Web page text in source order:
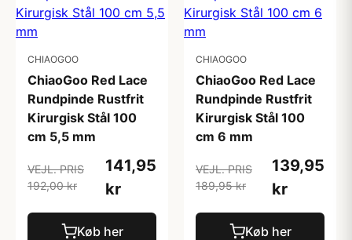
CHIAOGOO
ChiaoGoo Red Lace
Rundpinde Rustfrit
Kirurgisk Stål 100
cm 5,5 mm
VEJL. PRIS
192,00 kr
141,95
kr
Køb her
CHIAOGOO
ChiaoGoo Red Lace
Rundpinde Rustfrit
Kirurgisk Stål 100
cm 6 mm
VEJL. PRIS
189,95 kr
139,95
kr
Køb her